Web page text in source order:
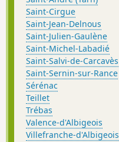
Saint-Cirgue
Saint-Jean-Delnous
Saint-Julien-Gaulène
Saint-Michel-Labadié
Saint-Salvi-de-Carcavès
Saint-Sernin-sur-Rance
Sérénac
Teillet
Trébas
Valence-d'Albigeois
Villefranche-d'Albigeois